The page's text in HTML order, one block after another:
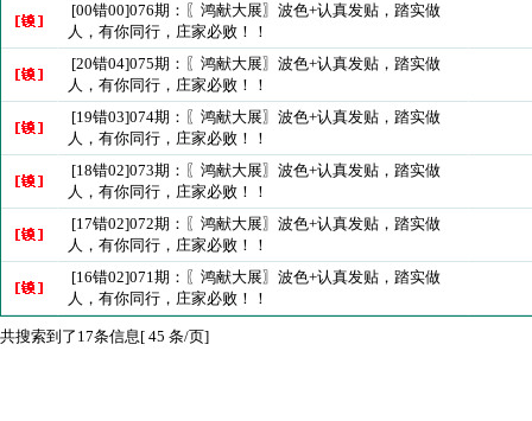
[00错00]076期：〖鸿献大展〗波色+认真发贴，踏实做
人，有你同行，庄家必败！！
[20错04]075期：〖鸿献大展〗波色+认真发贴，踏实做
人，有你同行，庄家必败！！
[19错03]074期：〖鸿献大展〗波色+认真发贴，踏实做
人，有你同行，庄家必败！！
[18错02]073期：〖鸿献大展〗波色+认真发贴，踏实做
人，有你同行，庄家必败！！
[17错02]072期：〖鸿献大展〗波色+认真发贴，踏实做
人，有你同行，庄家必败！！
[16错02]071期：〖鸿献大展〗波色+认真发贴，踏实做
人，有你同行，庄家必败！！
共搜索到了17条信息[ 45 条/页]